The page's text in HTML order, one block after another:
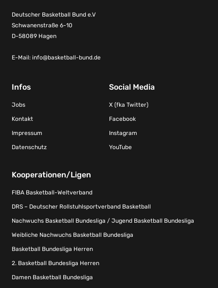
Deutscher Basketball Bund e.V
Schwanenstraße 6-10
D-58089 Hagen
E-Mail: info@basketball-bund.de
Infos
Jobs
Kontakt
Impressum
Datenschutz
Social Media
X (fka Twitter)
Facebook
Instagram
YouTube
Kooperationen/Ligen
FIBA Basketball-Weltverband
DRS – Deutscher Rollstuhlsportverband Basketball
Nachwuchs Basketball Bundesliga / Jugend Basketball Bundesliga
Weibliche Nachwuchs Basketball Bundesliga
Basketball Bundesliga Herren
2. Basketball Bundesliga Herren
Damen Basketball Bundesliga